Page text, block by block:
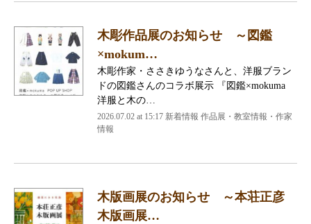
木彫作品展のお知らせ ～図鑑
×mokum…
木彫作家・ささきゆうなさんと、洋服ブラン
ドの図鑑さんのコラボ展示 『図鑑×mokuma
洋服と木の…
2026.07.02 at 15:17 新着情報 作品展・教室情報・作家
情報
木版画展のお知らせ ～本荘正彦
木版画展…